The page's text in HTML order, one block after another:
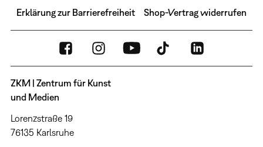
Erklärung zur Barrierefreiheit Shop-Vertrag widerrufen
ZKM | Zentrum für Kunst
und Medien
Lorenzstraße 19
76135 Karlsruhe